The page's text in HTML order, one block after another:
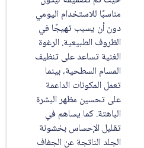
مناسبًا للاستخدام اليومي
دون أن يسبب تهيجًا في
الظروف الطبيعية. الرغوة
الغنية تساعد على تنظيف
المسام السطحية، بينما
تعمل المكونات الداعمة
على تحسين مظهر البشرة
الباهتة. كما يساهم في
تقليل الإحساس بخشونة
الجلد الناتجة عن الجفاف